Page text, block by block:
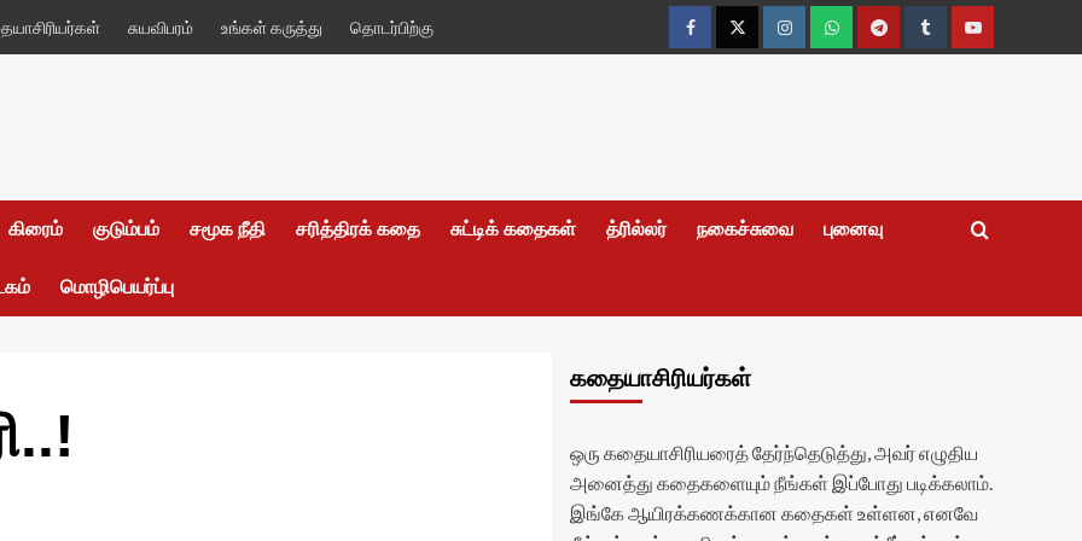
சுயவிபரம் உங்கள் கருத்து தொடர்பிற்கு
FacebookTwitterInstagramWhatsappTelegramTumblrYouTube
கிரைம் குடும்பம் சமூக நீதி சரித்திரக் கதை சுட்டிக் கதைகள் த்ரில்லர் நகைச்சுவை புனைவு
மொழிபெயர்ப்பு
கதையாசிரியர்கள்
ஒரு கதையாசிரியரைத் தேர்ந்தெடுத்து, அவர் எழுதிய
அனைத்து கதைகளையும் நீங்கள் இப்போது படிக்கலாம்.
இங்கே ஆயிரக்கணக்கான கதைகள் உள்ளன, எனவே